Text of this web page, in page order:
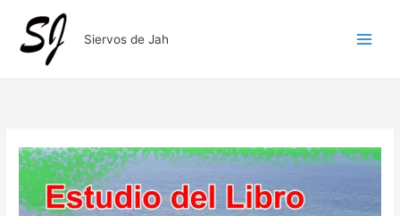
contenido
Siervos de Jah